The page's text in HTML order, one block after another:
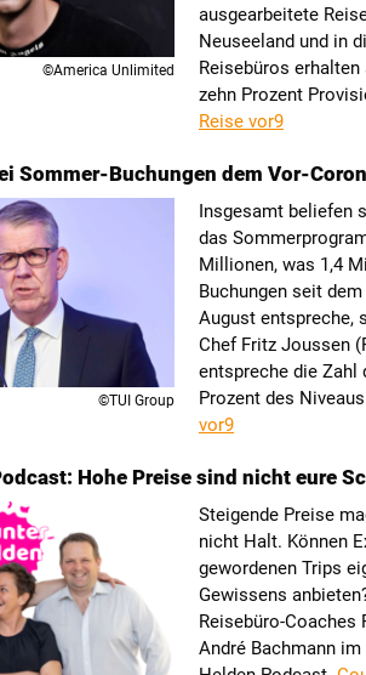
©America Unlimited
ausgearbeitete
Neuseeland und in
Reisebüros
zehn Prozent
Reise vor9
Sommer-Buchungen dem Vor-
©TUI Group
Insgesamt beliefen
das
Millionen, was 1,4
Buchungen seit
August entspreche,
Chef Fritz Joussen
entspreche die Zahl
Prozent des
vor9
Hohe Preise sind nicht eure
Steigende Preise
nicht Halt. Können
gewordenen Trips
Gewissens
Reisebüro-Coaches
André Bachmann